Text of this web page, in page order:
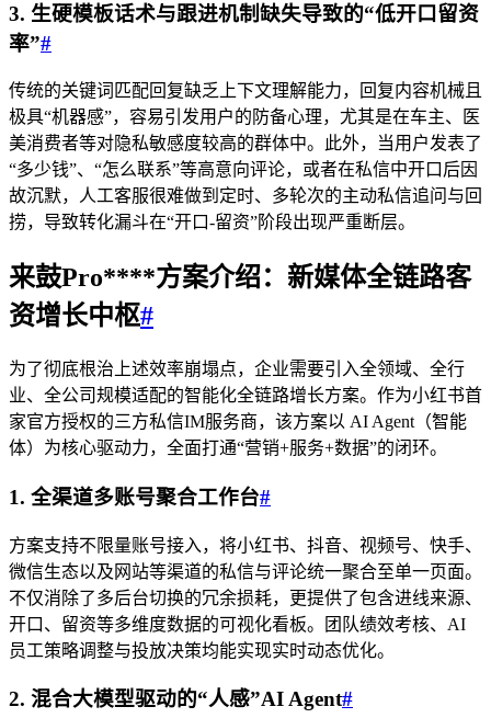
3. 生硬模板话术与跟进机制缺失导致的“低开口留资
率”#
传统的关键词匹配回复缺乏上下文理解能力，回复内容机械且
极具“机器感”，容易引发用户的防备心理，尤其是在车主、医
美消费者等对隐私敏感度较高的群体中。此外，当用户发表了
“多少钱”、“怎么联系”等高意向评论，或者在私信中开口后因
故沉默，人工客服很难做到定时、多轮次的主动私信追问与回
捞，导致转化漏斗在“开口-留资”阶段出现严重断层。
来鼓Pro****方案介绍：新媒体全链路客
资增长中枢#
为了彻底根治上述效率崩塌点，企业需要引入全领域、全行
业、全公司规模适配的智能化全链路增长方案。作为小红书首
家官方授权的三方私信IM服务商，该方案以 AI Agent（智能
体）为核心驱动力，全面打通“营销+服务+数据”的闭环。
1. 全渠道多账号聚合工作台#
方案支持不限量账号接入，将小红书、抖音、视频号、快手、
微信生态以及网站等渠道的私信与评论统一聚合至单一页面。
不仅消除了多后台切换的冗余损耗，更提供了包含进线来源、
开口、留资等多维度数据的可视化看板。团队绩效考核、AI
员工策略调整与投放决策均能实现实时动态优化。
2. 混合大模型驱动的“人感”AI Agent#